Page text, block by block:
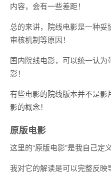
内容，会有一些差距！
总的来讲，院线电影是一种妥
审核机制等原因！
国内院线电影，可以统一认
影！
有些电影的院线版本并不是
影的概念！
原版电影
这里的“原版电影”是我自己定
我对它的解读是可以完整反